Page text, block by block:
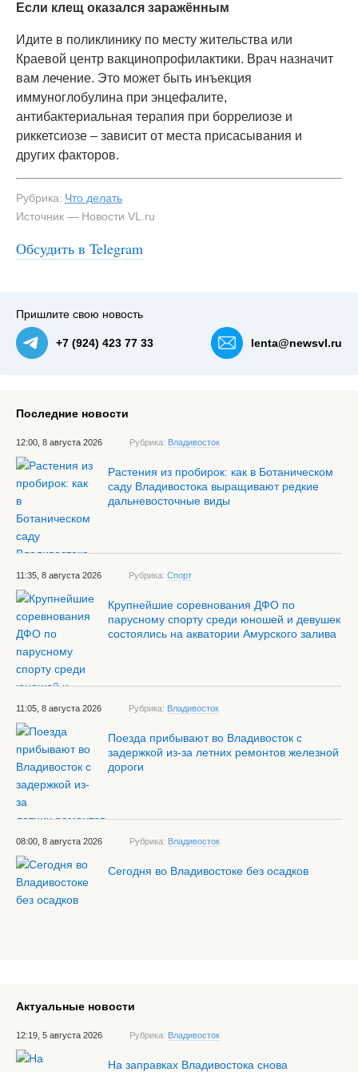
Если клещ оказался заражённым
Идите в поликлинику по месту жительства или
Краевой центр вакцинопрофилактики. Врач назначит
вам лечение. Это может быть инъекция
иммуноглобулина при энцефалите,
антибактериальная терапия при боррелиозе и
риккетсиозе – зависит от места присасывания и
других факторов.
Рубрика: Что делать
Источник — Новости VL.ru
Обсудить в Telegram
Пришлите свою новость
+7 (924) 423 77 33 lenta@newsvl.ru
Последние новости
12:00, 8 августа 2026 Рубрика: Владивосток
Растения из пробирок: как в Ботаническом
саду Владивостока выращивают редкие
дальневосточные виды
11:35, 8 августа 2026 Рубрика: Спорт
Крупнейшие соревнования ДФО по
парусному спорту среди юношей и девушек
состоялись на акватории Амурского залива
11:05, 8 августа 2026 Рубрика: Владивосток
Поезда прибывают во Владивосток с
задержкой из-за летних ремонтов железной
дороги
08:00, 8 августа 2026 Рубрика: Владивосток
Сегодня во Владивостоке без осадков
Актуальные новости
12:19, 5 августа 2026 Рубрика: Владивосток
На заправках Владивостока снова